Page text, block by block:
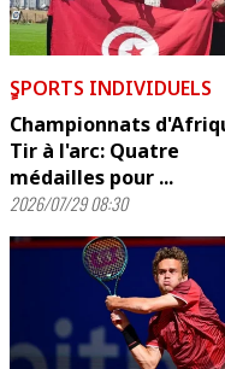
ٍSPORTS INDIVIDUELS
Championnats
Tir à l'arc: Quatre
médailles pour ...
2026/07/29 08:30